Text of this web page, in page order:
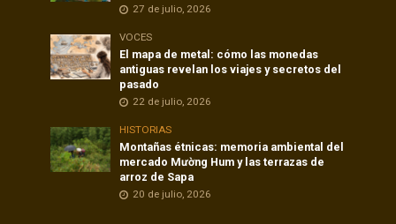
27 de julio, 2026
VOCES
El mapa de metal: cómo las monedas
antiguas revelan los viajes y secretos del
pasado
22 de julio, 2026
HISTORIAS
Montañas étnicas: memoria ambiental del
mercado Mường Hum y las terrazas de
arroz de Sapa
20 de julio, 2026